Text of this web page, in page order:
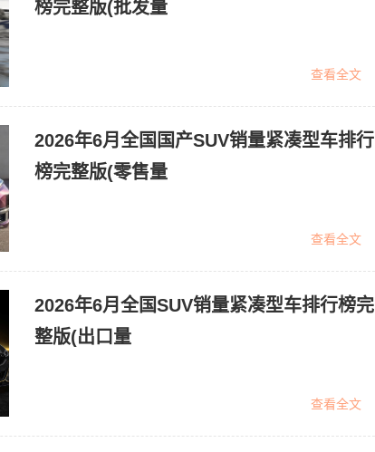
榜完整版(批发量
查看全文
2026年6月全国国产SUV销量紧凑型车排行
榜完整版(零售量
查看全文
2026年6月全国SUV销量紧凑型车排行榜完
整版(出口量
查看全文